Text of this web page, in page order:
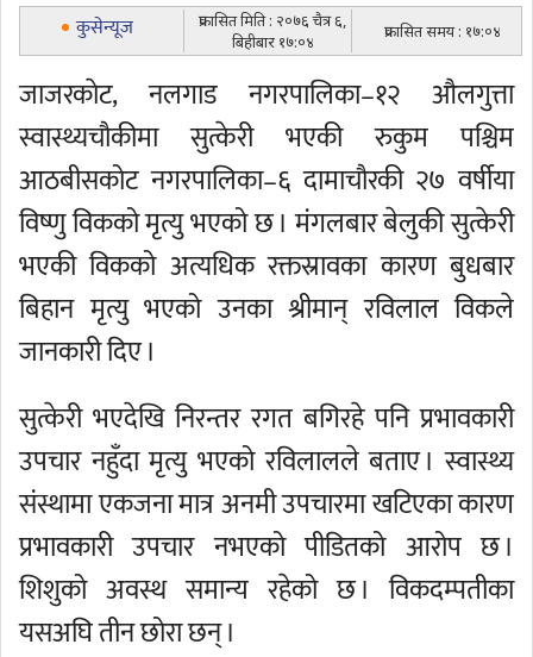
कुसेन्यूज
प्रकासित मिति : २०७६ चैत्र ६,
बिहीबार १७:०४
प्रकासित समय : १७:०४
जाजरकाेट, नलगाड नगरपालिका–१२ औलगुत्ता
स्वास्थ्यचौकीमा सुत्केरी भएकी रुकुम पश्चिम
आठबीसकोट नगरपालिका–६ दामाचौरकी २७ वर्षीया
विष्णु विकको मृत्यु भएको छ । मंगलबार बेलुकी सुत्केरी
भएकी विकको अत्यधिक रक्तस्रावका कारण बुधबार
बिहान मृत्यु भएको उनका श्रीमान् रविलाल विकले
जानकारी दिए ।
सुत्केरी भएदेखि निरन्तर रगत बगिरहे पनि प्रभावकारी
उपचार नहुँदा मृत्यु भएको रविलालले बताए । स्वास्थ्य
संस्थामा एकजना मात्र अनमी उपचारमा खटिएका कारण
प्रभावकारी उपचार नभएको पीडितको आरोप छ ।
शिशुको अवस्थ समान्य रहेको छ । विकदम्पतीका
यसअघि तीन छोरा छन् ।